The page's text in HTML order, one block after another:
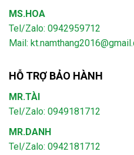
MS.HOA
Tel/Zalo: 0942959712
Mail:
HỖ TRỢ BẢO HÀNH
MR.TÀI
Tel/Zalo: 0949181712
MR.DANH
Tel/Zalo: 0942181712